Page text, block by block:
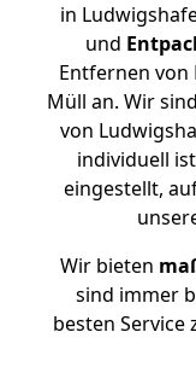
in
und
Entfernen von
Müll an. Wir
von
individuell
eingestellt,
Wir bieten
sind immer
besten Service